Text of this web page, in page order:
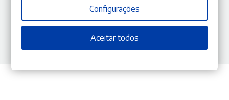
38,90€ O
38,90 €.
35,01€O
35,01 €.
Configurações
Aceitar todos